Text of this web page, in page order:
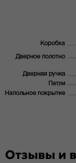
механизмом
и практически
Отзывы и